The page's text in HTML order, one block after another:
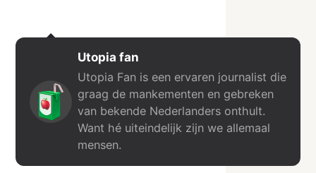
Utopia fan
Utopia Fan is een ervaren journalist die
graag de mankementen en gebreken
van bekende Nederlanders onthult.
Want hé uiteindelijk zijn we allemaal
mensen.